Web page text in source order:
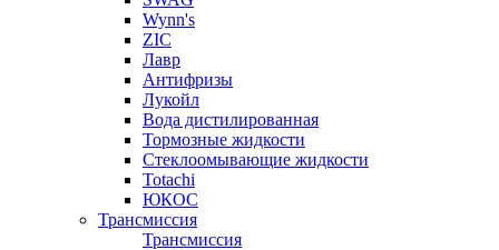
Wynn's
ZIC
Лавр
Антифризы
Лукойл
Вода дистилированная
Тормозные жидкости
Стеклоомывающие жидкости
Totachi
ЮКОС
Трансмиссия
Трансмиссия